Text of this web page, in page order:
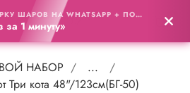
0
НАБОР
...
Три кота 48"/123см(БГ-50)
ПОЛУЧИТЕ ПОДБОРКУ ШАРОВ НА WHATSAPP + ПОДАРОК
1 минуту»